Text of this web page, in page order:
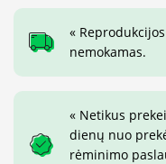
«
nemokamas.
« Netikus
dienų nuo
rėminimo